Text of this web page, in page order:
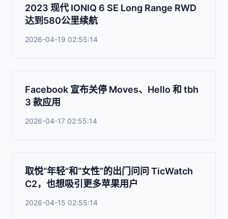
2023 现代 IONIQ 6 SE Long Range RWD
达到580公里续航
2026-04-19 02:55:14
Facebook 宣布关停 Moves、Hello 和 tbh
3 款应用
2026-04-17 02:55:14
取悦“年轻”和“女性”的出门问问 TicWatch
C2，也想吸引更多苹果用户
2026-04-15 02:55:14